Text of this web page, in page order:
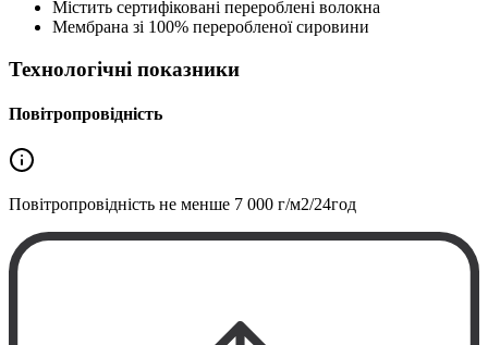
Містить сертифіковані перероблені волокна
Мембрана зі 100% переробленої сировини
Технологічні показники
Повітропровідність
Повітропровідність не менше 7 000 г/м2/24год